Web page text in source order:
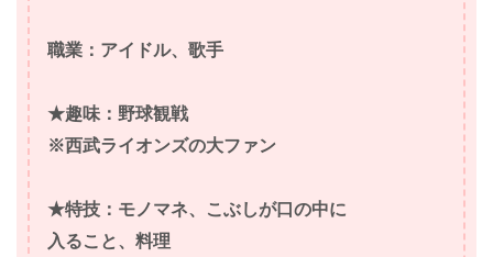
職業：アイドル、歌手
★趣味：野球観戦
※西武ライオンズの大ファン
★特技：モノマネ、こぶしが口の中に
入ること、料理